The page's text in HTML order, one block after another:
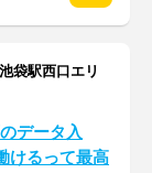
袋駅西口エリ
データ入
けるって最高